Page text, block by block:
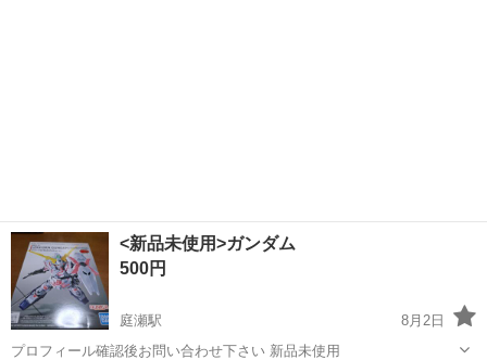
<新品未使用>ガンダム
500円
庭瀬駅
8月2日
プロフィール確認後お問い合わせ下さい 新品未使用